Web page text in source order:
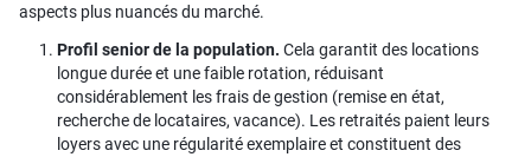
aspects plus nuancés du marché.
Profil senior de la population. Cela garantit des locations
longue durée et une faible rotation, réduisant
considérablement les frais de gestion (remise en état,
recherche de locataires, vacance). Les retraités paient leurs
loyers avec une régularité exemplaire et constituent des